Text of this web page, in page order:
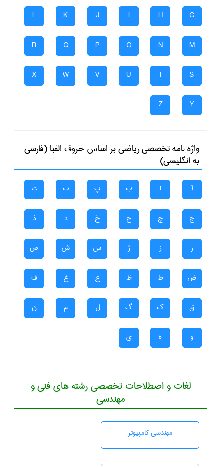
G
H
I
J
K
L
M
N
O
P
Q
R
S
T
U
V
W
X
Y
Z
واژه نامه تخصصیرياضیبر اساس حروف الفبا (فارسی
به انگلیسی)
آ ا ب پ ت ث
ج چ ح خ د ذ
ر ز ژ س ش ص
ض ط ظ ع غ ف
ق ک گ ل م ن
و ه ی
لغات و اصطلاحات تخصصی رشته های فنی و
مهندسی
مهندسی كامپيوتر